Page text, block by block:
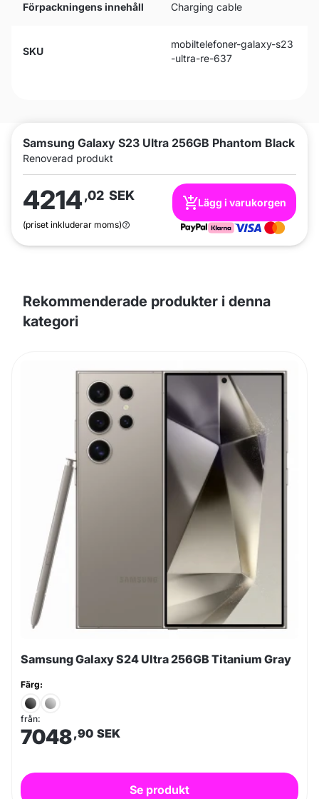
Samsung Galaxy S23 Ultra 256GB Phantom Black
Renoverad produkt
4214,02 SEK
(priset inkluderar moms)
Lägg i varukorgen
Förpackningens innehåll Charging cable
SKU
mobiltelefoner-galaxy-s23
-ultra-re-637
Rekommenderade produkter i denna
kategori
Samsung Galaxy S24 Ultra 256GB Titanium Gray
Färg:
från:
7048,90 SEK
Se produkt